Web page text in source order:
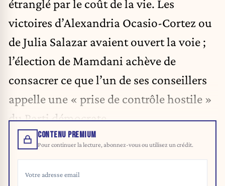
étranglé par le coût de la vie. Les
victoires d’Alexandria Ocasio-Cortez ou
de Julia Salazar avaient ouvert la voie ;
l’élection de Mamdani achève de
consacrer ce que l’un de ses conseillers
appelle une « prise de contrôle hostile »
du Parti démocrate.
CONTENU PREMIUM
Pour continuer la lecture, abonnez-vous ou utilisez un crédit.